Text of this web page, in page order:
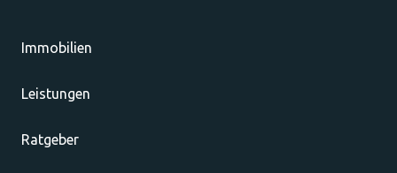
Immobilien
Leistungen
Ratgeber